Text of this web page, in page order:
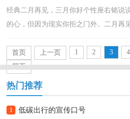
经典二月再见，三月你好个性座右铭说
的心，但因为现实你拒之门外。二月再
首页
上一页 1 2 3 4
尾页
热门推荐
1 低碳出行的宣传口号